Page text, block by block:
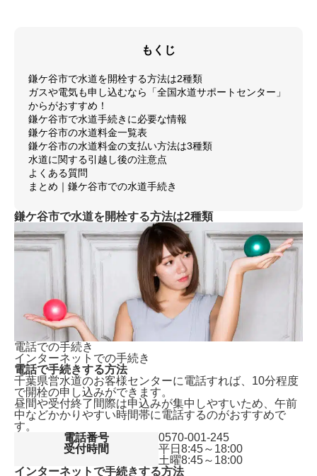
もくじ
鎌ケ谷市で水道を開栓する方法は2種類
ガスや電気も申し込むなら「全国水道サポートセンター」
からがおすすめ！
鎌ケ谷市で水道手続きに必要な情報
鎌ケ谷市の水道料金一覧表
鎌ケ谷市の水道料金の支払い方法は3種類
水道に関する引越し後の注意点
よくある質問
まとめ｜鎌ケ谷市での水道手続き
鎌ケ谷市で水道を開栓する方法は2種類
電話での手続き
インターネットでの手続き
電話で手続きする方法
千葉県営水道のお客様センターに電話すれば、 10分程度
で開栓の申し込みができます。
昼間や受付終了間際は申込みが集中しやすいため、午前
中などかかりやすい時間帯に電話するのがおすすめで
す。
電話番号
0570-001-245
受付時間
平日8:45～18:00
土曜8:45～18:00
インターネットで手続きする方法